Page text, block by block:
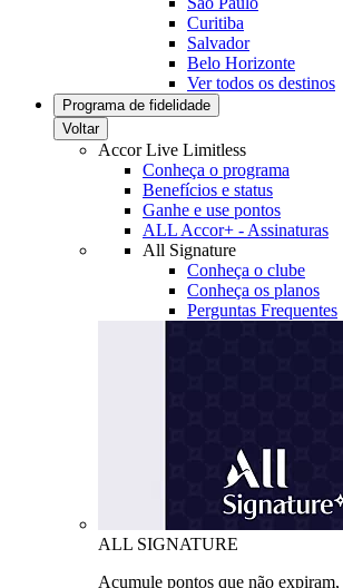
Curitiba
Salvador
Belo Horizonte
Ver todos os destinos
Programa de fidelidade
Voltar
Accor Live Limitless
Conheça o programa
Benefícios e status
Ganhe e use pontos
ALL Accor+ - Assinaturas
All Signature
Conheça o clube
Conheça os planos
Perguntas Frequentes
ALL SIGNATURE
Acumule pontos que não expiram,